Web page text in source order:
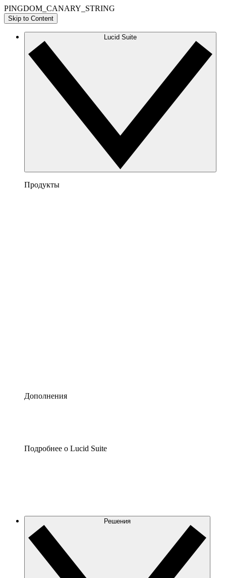
PINGDOM_CANARY_STRING
Skip to Content
Lucid Suite
Продукты
Дополнения
Подробнее о Lucid Suite
Решения